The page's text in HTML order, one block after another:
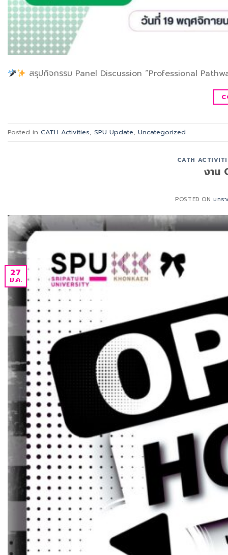
สรุปกิจกรรม Panel Discussion “Professional
Posted in CATH Activities SPU Update Uncategorized
CATH
งาน
POSTED ON มกร
27
ม.ค.